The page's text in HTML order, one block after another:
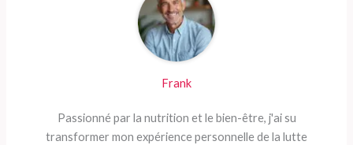
Frank
Passionné par la nutrition et le bien-être, j'ai su
transformer mon expérience personnelle de la lutte